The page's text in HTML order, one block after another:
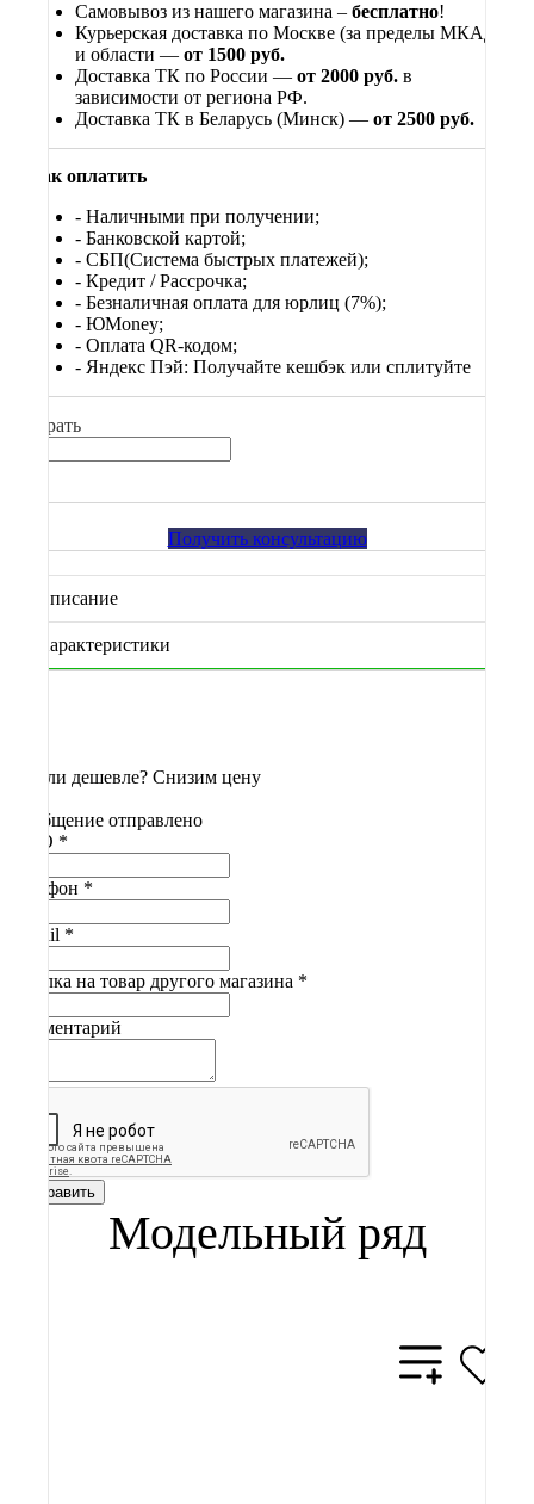
Самовывоз из нашего магазина – бесплатно!
Курьерская доставка по Москве (за пределы МКАД)
и области — от 1500 руб.
Доставка ТК по России — от 2000 руб. в
зависимости от региона РФ.
Доставка ТК в Беларусь (Минск) — от 2500 руб.
Как оплатить
- Наличными при получении;
- Банковской картой;
- СБП(Система быстрых платежей);
- Кредит / Рассрочка;
- Безналичная оплата для юрлиц (7%);
- ЮМоney;
- Оплата QR-кодом;
- Яндекс Пэй: Получайте кешбэк или сплитуйте
Выбрать
Получить консультацию
Описание
Характеристики
Нашли дешевле? Снизим цену
Сообщение отправлено
ФИО *
Телефон *
E-mail *
Ссылка на товар другого магазина *
Комментарий
Отправить
Модельный ряд